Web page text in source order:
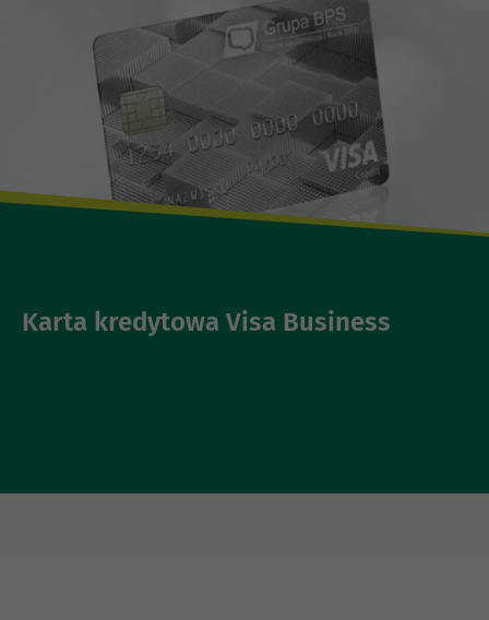
Karta kredytowa Visa Business